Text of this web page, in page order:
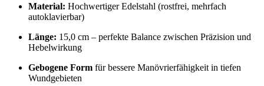
Material: Hochwertiger Edelstahl (rostfrei, mehrfach
autoklavierbar)
Länge: 15,0 cm – perfekte Balance zwischen Präzision und
Hebelwirkung
Gebogene Form für bessere Manövrierfähigkeit in tiefen
Wundgebieten